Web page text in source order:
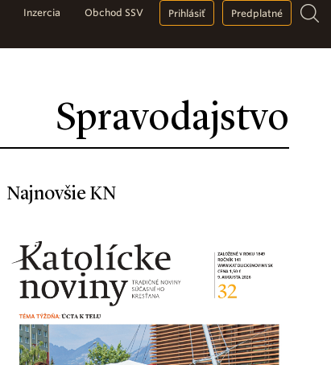
Spravodajstvo
Inzercia Obchod SSV Prihlásiť Predplatné
Najnovšie KN